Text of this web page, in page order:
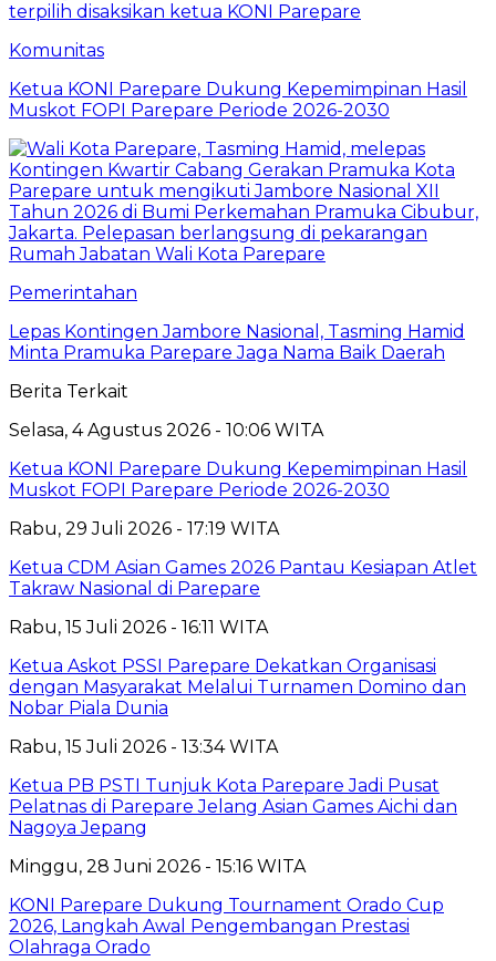
Komunitas
Ketua KONI Parepare Dukung Kepemimpinan Hasil
Muskot FOPI Parepare Periode 2026-2030
Pemerintahan
Lepas Kontingen Jambore Nasional, Tasming Hamid
Minta Pramuka Parepare Jaga Nama Baik Daerah
Berita Terkait
Selasa, 4 Agustus 2026 - 10:06 WITA
Ketua KONI Parepare Dukung Kepemimpinan Hasil
Muskot FOPI Parepare Periode 2026-2030
Rabu, 29 Juli 2026 - 17:19 WITA
Ketua CDM Asian Games 2026 Pantau Kesiapan Atlet
Takraw Nasional di Parepare
Rabu, 15 Juli 2026 - 16:11 WITA
Ketua Askot PSSI Parepare Dekatkan Organisasi
dengan Masyarakat Melalui Turnamen Domino dan
Nobar Piala Dunia
Rabu, 15 Juli 2026 - 13:34 WITA
Ketua PB PSTI Tunjuk Kota Parepare Jadi Pusat
Pelatnas di Parepare Jelang Asian Games Aichi dan
Nagoya Jepang
Minggu, 28 Juni 2026 - 15:16 WITA
KONI Parepare Dukung Tournament Orado Cup
2026, Langkah Awal Pengembangan Prestasi
Olahraga Orado